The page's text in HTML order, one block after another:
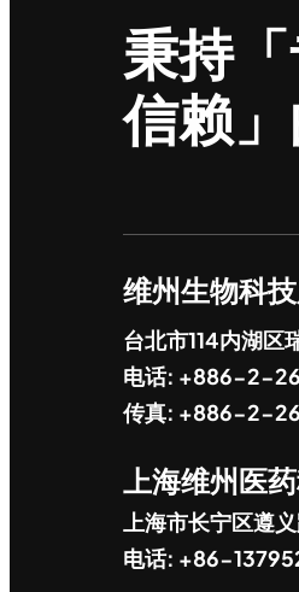
秉持
信赖
维州生物科
台北市114内湖区
电话: +886-2-
传真: +886-2-
上海维州医
上海市长宁区遵
电话: +86-